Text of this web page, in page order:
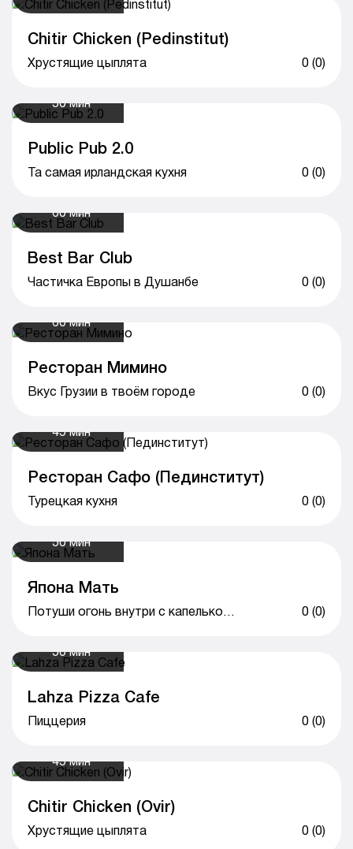
Chitir Chicken (Pedinstitut)
Хрустящие цыплята 0 (0)
50 мин
Public Pub 2.0
Та самая ирландская кухня 0 (0)
60 мин
Best Bar Club
Частичка Европы в Душанбе 0 (0)
60 мин
Ресторан Мимино
Вкус Грузии в твоём городе 0 (0)
45 мин
Ресторан Сафо (Пединститут)
Турецкая кухня 0 (0)
50 мин
Япона Мать
Потуши огонь внутри с капелькой любви! 0 (0)
50 мин
Lahza Pizza Cafe
Пиццерия 0 (0)
45 мин
Chitir Chicken (Ovir)
Хрустящие цыплята 0 (0)